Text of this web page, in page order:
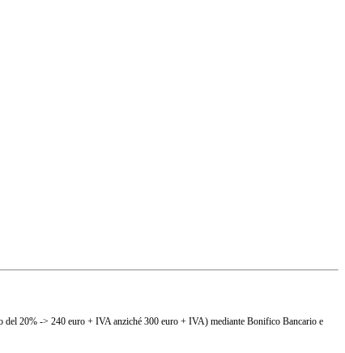
del 20% -> 240 euro + IVA anziché 300 euro + IVA) mediante Bonifico Bancario e